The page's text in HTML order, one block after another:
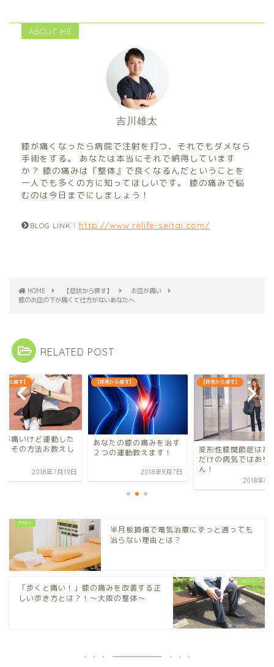
ABOUT ME
吉川雄太
膝が痛くなったら病院で注射を打つ、それでもダメなら
手術をする。 あなたは本当にそれで納得しています
か？ 膝の痛みは『整体』で良くなるんだということを
一人でも多くの方に知ってほしいです。 膝の痛みで悩
むのは今日までにしましょう！
BLOG LINK： http://www.relife-seitai.com/
HOME 【症状から探す】
お皿が痛い
膝のお皿の下が痛くて仕方がないあなたへ
RELATED POST
から探す】
が痛いけど運動した
」その方法お教えし
2018年7月19日
【疾患から探す】
あなたの膝の痛みを治す
２つの運動教えます！
2018年9月7日
【疾患から探す】
変形性膝関節症は高
だけの病気ではあり
ん！
2018年8
半月板損傷で電気治療にずっと通っても
治らない理由とは？
「歩くと痛い！」膝の痛みを改善する正
しい歩き方とは？！〜大阪の整体〜